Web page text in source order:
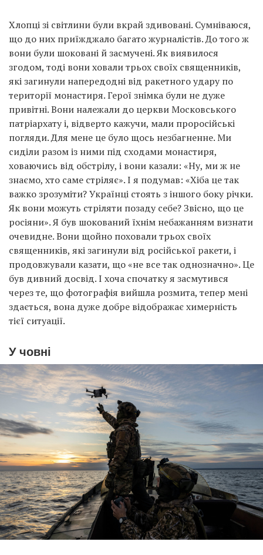
Хлопці зі світлини були вкрай здивовані. Сумніваюся,
що до них приїжджало багато журналістів. До того ж
вони були шоковані й засмучені. Як виявилося
згодом, тоді вони ховали трьох своїх священників,
які загинули напередодні від ракетного удару по
території монастиря. Герої знімка були не дуже
привітні. Вони належали до церкви Московського
патріархату і, відверто кажучи, мали проросійські
погляди. Для мене це було щось незбагненне. Ми
сиділи разом із ними під сходами монастиря,
ховаючись від обстрілу, і вони казали: «Ну, ми ж не
знаємо, хто саме стріляє». І я подумав: «Хіба це так
важко зрозуміти? Українці стоять з іншого боку річки.
Як вони можуть стріляти позаду себе? Звісно, що це
росіяни». Я був шокований їхнім небажанням визнати
очевидне. Вони щойно поховали трьох своїх
священників, які загинули від російської ракети, і
продовжували казати, що «не все так однозначно». Це
був дивний досвід. І хоча спочатку я засмутився
через те, що фотографія вийшла розмита, тепер мені
здається, вона дуже добре відображає химерність
тієї ситуації.
У човні